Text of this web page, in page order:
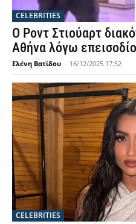
CELEBRITIES
Ο Ροντ Στιούαρτ
Αθήνα λόγω
Ελένη Βατίδου - 16/12/2025 17:52
CELEBRITIES